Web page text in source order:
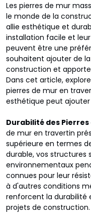
Les pierres de mur
le monde de la
allie esthétique et
installation facile et
peuvent être une
souhaitent ajouter de
construction et
Dans cet article,
pierres de mur en
esthétique peut ajouter
Durabilité des
de mur en travertin
supérieure en termes
durable, vos
environnementaux
connues pour leur
à d'autres conditions
renforcent la durabilité
projets de construction.